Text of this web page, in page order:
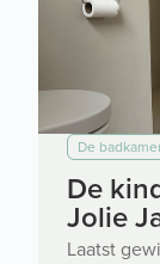
De
De
Jolie
Laatst